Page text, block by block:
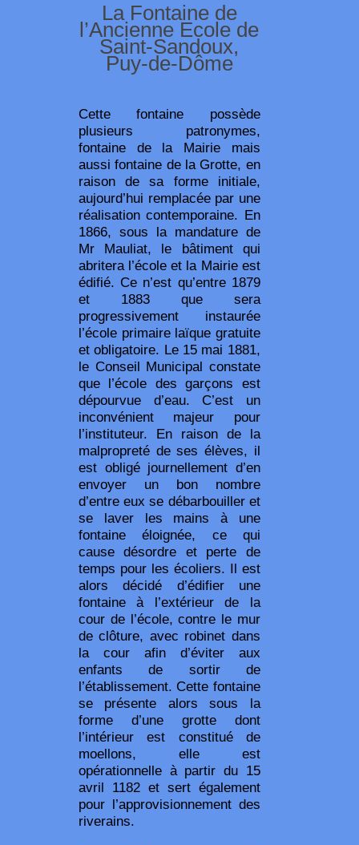
La Fontaine de
l’Ancienne Ecole de
Saint-Sandoux,
Puy-de-Dôme
Cette fontaine possède
plusieurs patronymes,
fontaine de la Mairie mais
aussi fontaine de la Grotte, en
raison de sa forme initiale,
aujourd’hui remplacée par une
réalisation contemporaine. En
1866, sous la mandature de
Mr Mauliat, le bâtiment qui
abritera l’école et la Mairie est
édifié. Ce n’est qu’entre 1879
et 1883 que sera
progressivement instaurée
l’école primaire laïque gratuite
et obligatoire. Le 15 mai 1881,
le Conseil Municipal constate
que l’école des garçons est
dépourvue d’eau. C’est un
inconvénient majeur pour
l’instituteur. En raison de la
malpropreté de ses élèves, il
est obligé journellement d’en
envoyer un bon nombre
d’entre eux se débarbouiller et
se laver les mains à une
fontaine éloignée, ce qui
cause désordre et perte de
temps pour les écoliers. Il est
alors décidé d’édifier une
fontaine à l’extérieur de la
cour de l’école, contre le mur
de clôture, avec robinet dans
la cour afin d’éviter aux
enfants de sortir de
l’établissement. Cette fontaine
se présente alors sous la
forme d’une grotte dont
l’intérieur est constitué de
moellons, elle est
opérationnelle à partir du 15
avril 1182 et sert également
pour l’approvisionnement des
riverains.